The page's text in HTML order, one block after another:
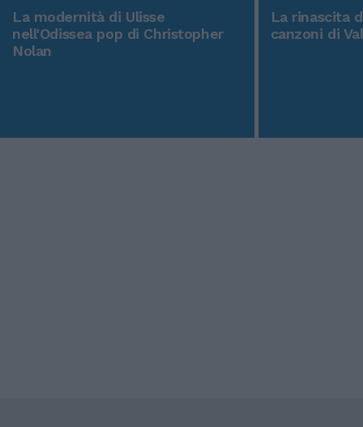
La modernità di Ulisse
nell'Odissea pop di Christopher
Nolan
La rinascita
canzoni di